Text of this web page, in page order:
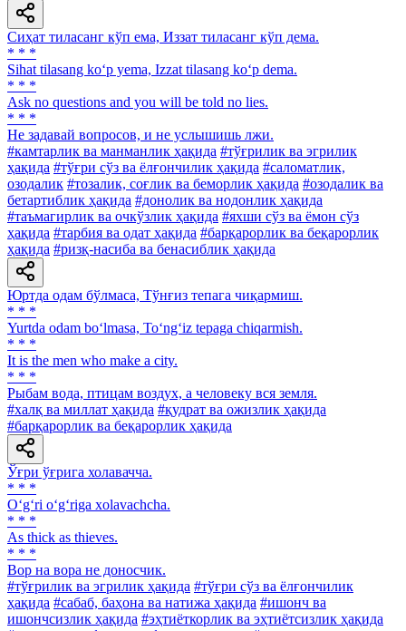
Сиҳат тиласанг кўп ема, Иззат тиласанг кўп дема.
* * *
Sihat tilasang ko‘p yema, Izzat tilasang ko‘p dema.
* * *
Ask no questions and you will be told no lies.
* * *
He задавай вопросов, и не услышишь лжи.
#камтарлик ва манманлик ҳақида #тўғрилик ва эгрилик
ҳақида #тўғри сўз ва ёлғончилик ҳақида #саломатлик,
озодалик #тозалик, соғлик ва беморлик ҳақида #озодалик ва
бетартиблик ҳақида #донолик ва нодонлик ҳақида
#таъмагирлик ва очкўзлик ҳақида #яхши сўз ва ёмон сўз
ҳақида #тарбия ва одат ҳақида #барқарорлик ва беқарорлик
ҳақида #ризқ-насиба ва бенасиблик ҳақида
Юртда одам бўлмаса, Тўнғиз тепага чиқармиш.
* * *
Yurtda odam bo‘lmasa, To‘ng‘iz tepaga chiqarmish.
* * *
It is the men who make a city.
* * *
Рыбам вода, птицам воздух, а человеку вся земля.
#халқ ва миллат ҳақида #қудрат ва ожизлик ҳақида
#барқарорлик ва беқарорлик ҳақида
Ўғри ўғрига холавачча.
* * *
O‘g‘ri o‘g‘riga xolavachcha.
* * *
As thick as thieves.
* * *
Вор на вора не доносчик.
#тўғрилик ва эгрилик ҳақида #тўғри сўз ва ёлғончилик
ҳақида #сабаб, баҳона ва натижа ҳақида #ишонч ва
ишончсизлик ҳақида #эҳтиёткорлик ва эҳтиётсизлик ҳақида